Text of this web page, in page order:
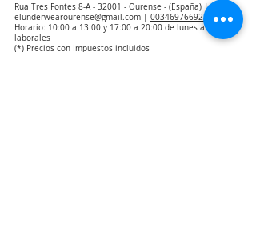
Rua Tres Fontes 8-A - 32001 - Ourense - (España) |
elunderwearourense@gmail.com | 0034697669271
Horario: 10:00 a 13:00 y 17:00 a 20:00 de lunes a viernes
laborales
(*) Precios con Impuestos incluidos